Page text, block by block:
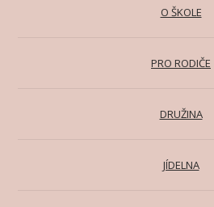
O ŠKOLE
PRO RODIČE
DRUŽINA
JÍDELNA